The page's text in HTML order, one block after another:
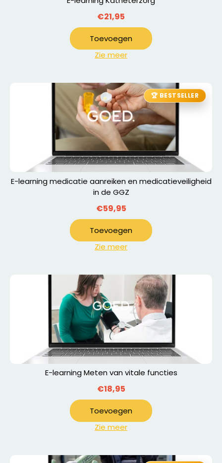
€21,95
Toevoegen
Zie meer
🏆 BESTSELLER
E-learning medicatie aanreiken en medicatieveiligheid
in de GGZ
€59,95
Toevoegen
Zie meer
E-learning Meten van vitale functies
€18,95
Toevoegen
Zie meer